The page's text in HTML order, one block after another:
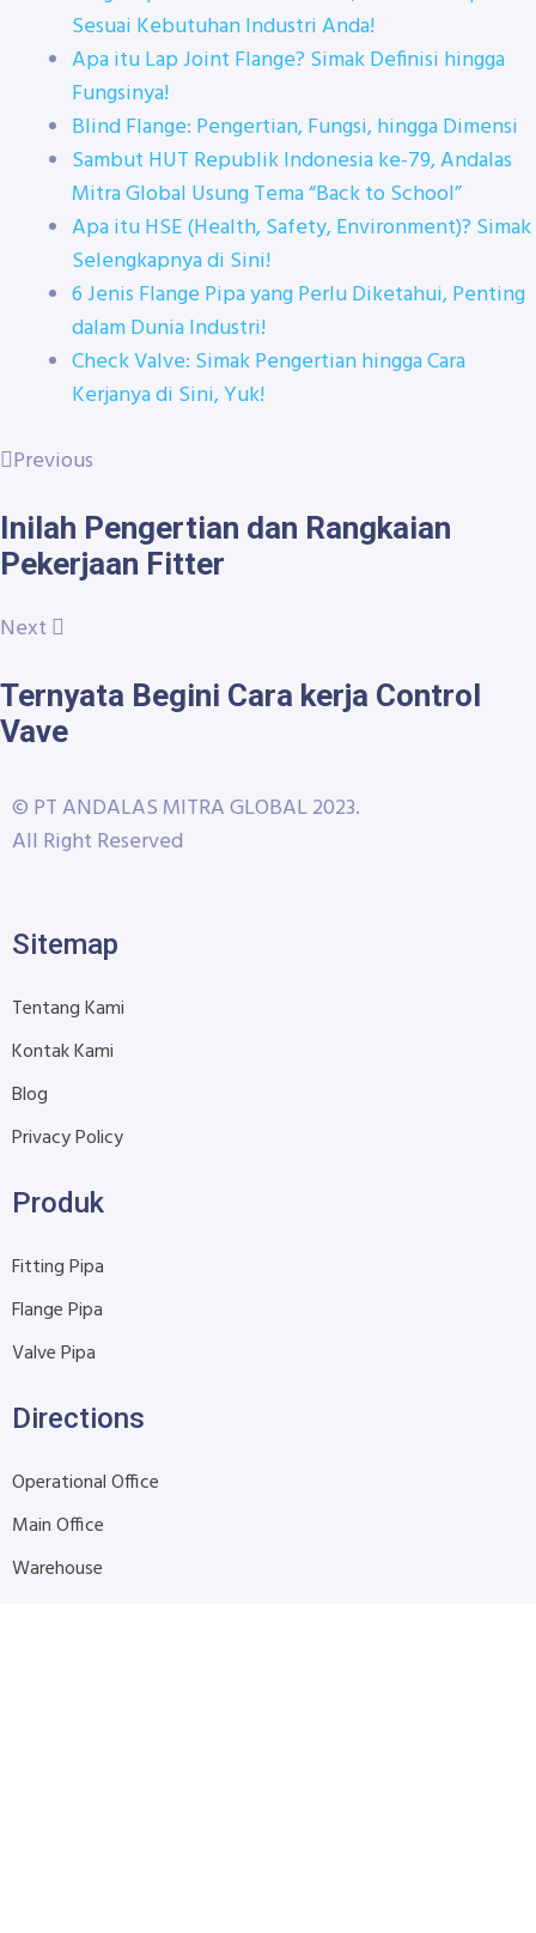
Sesuai Kebutuhan Industri Anda!
Apa itu Lap Joint Flange? Simak Definisi hingga
Fungsinya!
Blind Flange: Pengertian, Fungsi, hingga Dimensi
Sambut HUT Republik Indonesia ke-79, Andalas
Mitra Global Usung Tema “Back to School”
Apa itu HSE (Health, Safety, Environment)? Simak
Selengkapnya di Sini!
6 Jenis Flange Pipa yang Perlu Diketahui, Penting
dalam Dunia Industri!
Check Valve: Simak Pengertian hingga Cara
Kerjanya di Sini, Yuk!
Previous
Inilah Pengertian dan Rangkaian
Pekerjaan Fitter
Next
Ternyata Begini Cara kerja Control
Vave
© PT ANDALAS MITRA GLOBAL 2023.
All Right Reserved
Sitemap
Tentang Kami
Kontak Kami
Blog
Privacy Policy
Produk
Fitting Pipa
Flange Pipa
Valve Pipa
Directions
Operational Office
Main Office
Warehouse